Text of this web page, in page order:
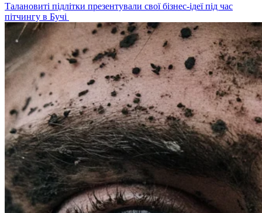
Талановиті підлітки презентували свої бізнес-ідеї під час
пітчингу в Бучі